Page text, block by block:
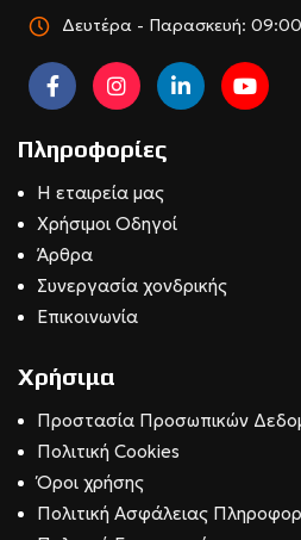
Δευτέρα - Παρασκευή:
Πληροφορίες
Η εταιρεία μας
Χρήσιμοι Οδηγοί
Άρθρα
Συνεργασία χονδρικής
Επικοινωνία
Χρήσιμα
Προστασία Προσωπικών
Πολιτική Cookies
Όροι χρήσης
Πολιτική Ασφάλειας